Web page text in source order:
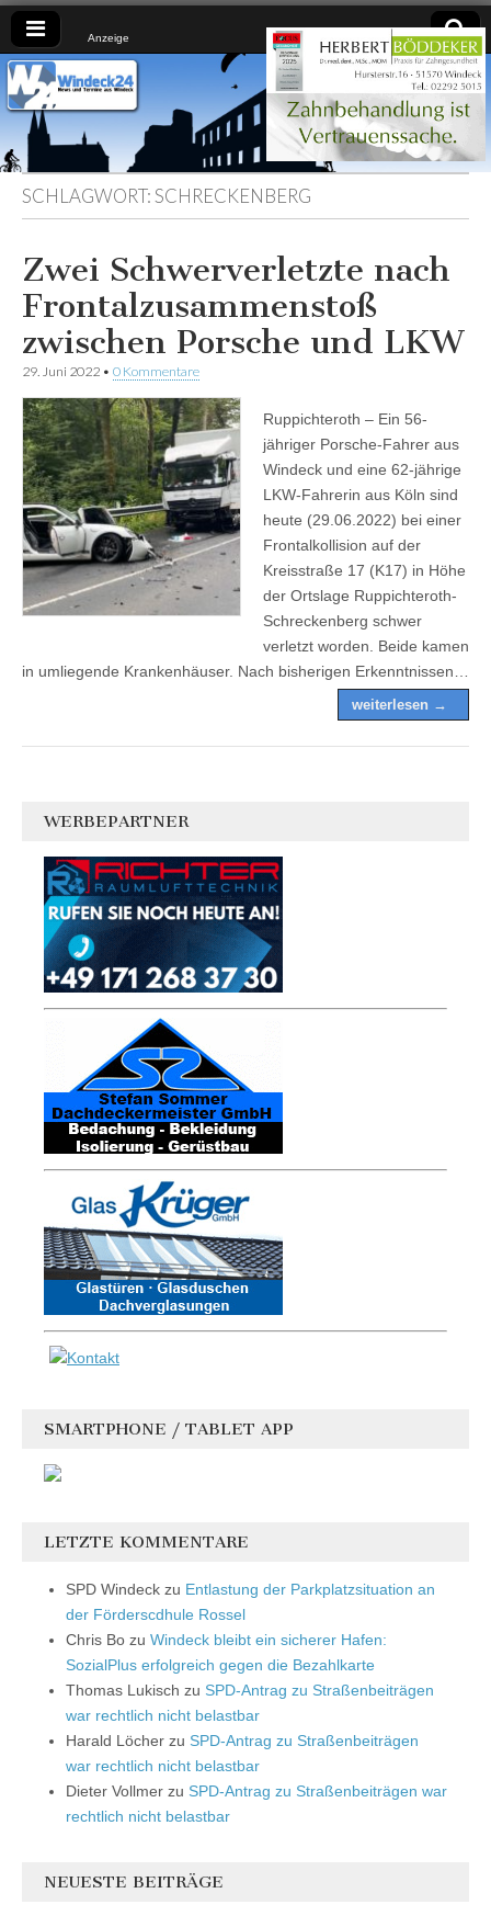
Anzeige
Windeck24
Nachrichten
aus dem
Ländchen
für das
Ländchen
SCHLAGWORT:SCHRECKENBERG
Zwei Schwerverletzte nach
Frontalzusammenstoß
zwischen Porsche und LKW
29. Juni 2022 • 0 Kommentare
Ruppichteroth – Ein 56-
jähriger Porsche-Fahrer aus
Windeck und eine 62-jährige
LKW-Fahrerin aus Köln sind
heute (29.06.2022) bei einer
Frontalkollision auf der
Kreisstraße 17 (K17) in Höhe
der Ortslage Ruppichteroth-
Schreckenberg schwer
verletzt worden. Beide kamen
in umliegende Krankenhäuser. Nach bisherigen Erkenntnissen…
weiterlesen →
WERBEPARTNER
SMARTPHONE / TABLET APP
LETZTE KOMMENTARE
SPD Windeck zu Entlastung der Parkplatzsituation an
der Förderscdhule Rossel
Chris Bo zu Windeck bleibt ein sicherer Hafen:
SozialPlus erfolgreich gegen die Bezahlkarte
Thomas Lukisch zu SPD-Antrag zu Straßenbeiträgen
war rechtlich nicht belastbar
Harald Löcher zu SPD-Antrag zu Straßenbeiträgen
war rechtlich nicht belastbar
Dieter Vollmer zu SPD-Antrag zu Straßenbeiträgen war
rechtlich nicht belastbar
NEUESTE BEITRÄGE